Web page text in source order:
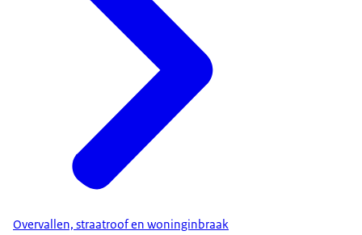
Overvallen, straatroof en woninginbraak